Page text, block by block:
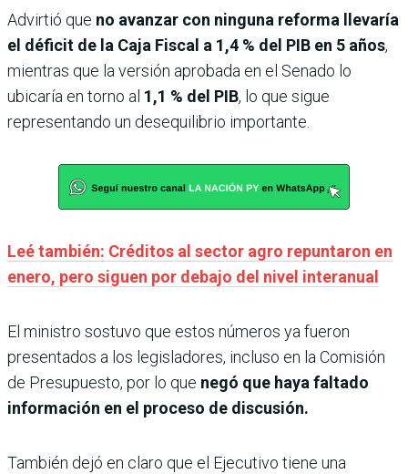
Advirtió que no avanzar con ninguna reforma llevaría
el déficit de la Caja Fiscal a 1,4 % del PIB en 5 años,
mientras que la versión aprobada en el Senado lo
ubicaría en torno al 1,1 % del PIB, lo que sigue
representando un desequilibrio importante.
Leé también: Créditos al sector agro repuntaron en
enero, pero siguen por debajo del nivel interanual
El ministro sostuvo que estos números ya fueron
presentados a los legisladores, incluso en la Comisión
de Presupuesto, por lo que negó que haya faltado
información en el proceso de discusión.
También dejó en claro que el Ejecutivo tiene una